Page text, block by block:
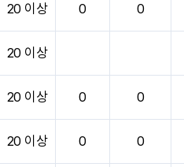
20 이상 0 0
20 이상
20 이상 0 0
20 이상 0 0